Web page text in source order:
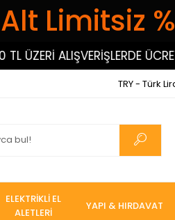
Limitsiz
ALIŞVERİŞLERDE
TRY - Türk
ELEKTRİKLİ EL
ALETLERİ
YAPI & HIRDAVAT